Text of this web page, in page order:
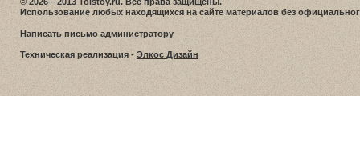
Использование любых находящихся на сайте материалов без
Написать письмо администратору
Техническая реализация - Элкос Дизайн